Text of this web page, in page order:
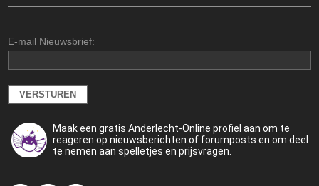
E-mail Nieuwsbrief:
Maak een gratis Anderlecht-Online profiel aan om te
reageren op nieuwsberichten of forumposts en om deel
te nemen aan spelletjes en prijsvragen.